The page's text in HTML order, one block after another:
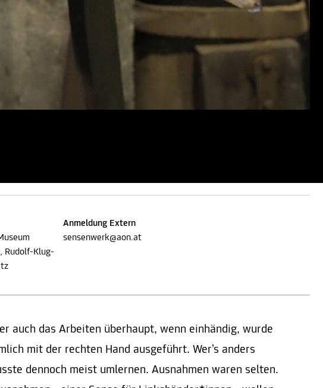
Rudolf-Klug-
Anmeldung Extern
sensenwerk@aon.at
auch das Arbeiten überhaupt, wenn einhändig, wurde
mit der rechten Hand ausgeführt. Wer’s anders
dennoch meist umlernen. Ausnahmen waren selten.